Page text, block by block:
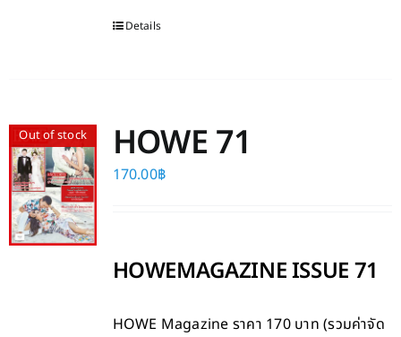
Details
Out of stock HOWE 71
170.00฿
HOWEMAGAZINE ISSUE 71
HOWE Magazine ราคา 170 บาท (รวมค่าจัด